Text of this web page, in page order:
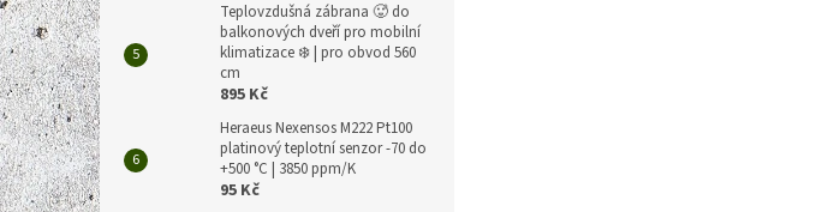
Teplovzdušná zábrana 🥵 do
balkonových dveří pro mobilní
klimatizace ❄️ | pro obvod 560
cm
895 Kč
Heraeus Nexensos M222 Pt100
platinový teplotní senzor -70 do
+500 °C | 3850 ppm/K
95 Kč